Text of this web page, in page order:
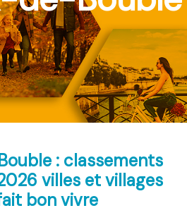
: classements
villes et villages
bon vivre